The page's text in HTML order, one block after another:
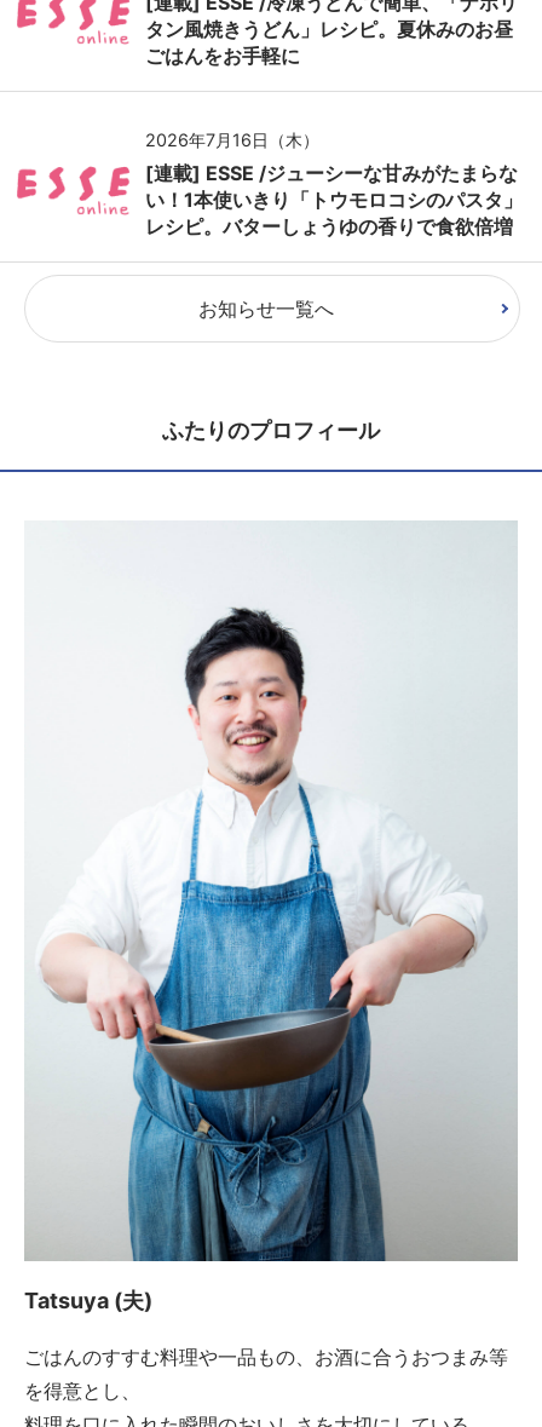
タン風焼きうどん」レシピ。夏休みのお昼
ごはんをお手軽に
2026年7月16日（木）
[連載] ESSE /ジューシーな甘みがたまらな
い！1本使いきり「トウモロコシのパスタ」
レシピ。バターしょうゆの香りで食欲倍増
お知らせ一覧へ
ふたりのプロフィール
Tatsuya (夫)
ごはんのすすむ料理や一品もの、お酒に合うおつまみ等
を得意とし、